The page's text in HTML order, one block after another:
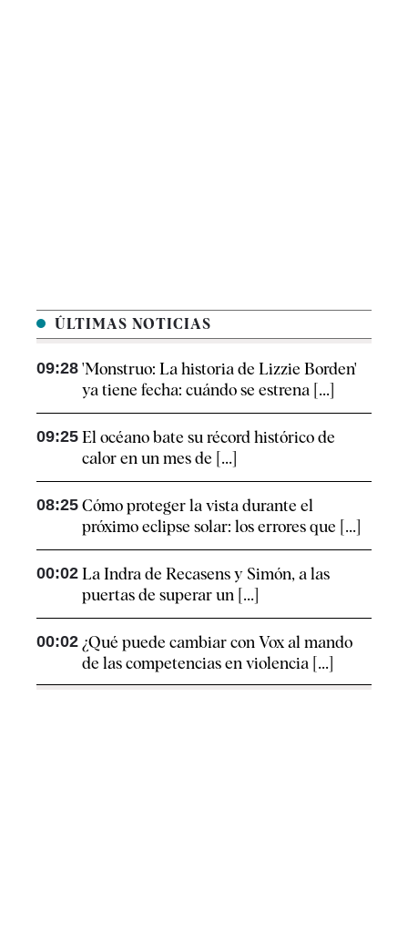
ÚLTIMAS NOTICIAS
09:28 'Monstruo: La historia de Lizzie Borden'
ya tiene fecha: cuándo se estrena [...]
09:25 El océano bate su récord histórico de
calor en un mes de [...]
08:25 Cómo proteger la vista durante el
próximo eclipse solar: los errores que [...]
00:02 La Indra de Recasens y Simón, a las
puertas de superar un [...]
00:02 ¿Qué puede cambiar con Vox al mando
de las competencias en violencia [...]